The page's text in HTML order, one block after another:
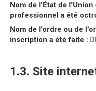
Nom de l’État de
professionnel a été
Nom de l'ordre ou de
inscription a été faite :
1.3. Site